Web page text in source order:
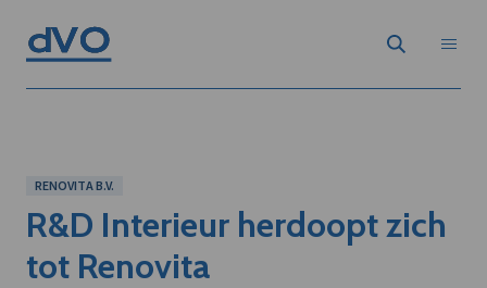
RENOVITA B.V.
R&D Interieur herdoopt zich
tot Renovita